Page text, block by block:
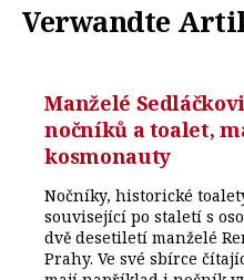
Verwandte
Manželé
nočníků a toalet,
kosmonauty
Nočníky, historické
související po staletí s
dvě desetiletí manželé
Prahy. Ve své sbírce